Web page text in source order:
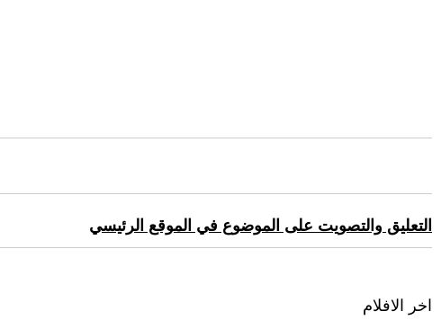
التعليق والتصويت على الموضوع في الموقع الرئيسي
اخر الافلام